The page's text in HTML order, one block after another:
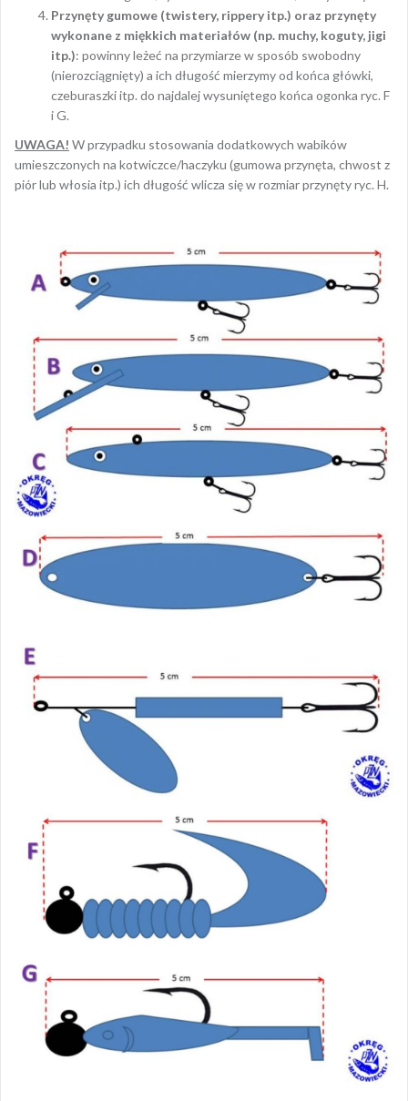
Przynęty gumowe (twistery, rippery itp.) oraz przynęty
wykonane z miękkich materiałów (np. muchy, koguty, jigi
itp.): powinny leżeć na przymiarze w sposób swobodny
(nierozciągnięty) a ich długość mierzymy od końca główki,
czeburaszki itp. do najdalej wysuniętego końca ogonka ryc. F
i G.
UWAGA! W przypadku stosowania dodatkowych wabików
umieszczonych na kotwiczce/haczyku (gumowa przynęta, chwost z
piór lub włosia itp.) ich długość wlicza się w rozmiar przynęty ryc. H.